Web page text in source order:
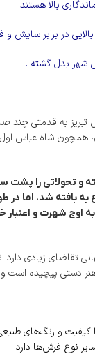
بالا هستند.
در برابر سایش
شهر بدل گشته .
تبریز به قدمتی چند
همچون شاه عباس اول،
و تحولاتی را پشت
به بافته شد. اما در
اوج شهرت و اعتبار
تقاضای زیادی
دستی پیچیده
کیفیت و رنگ‌های
نوع فرش‌ها دارد.